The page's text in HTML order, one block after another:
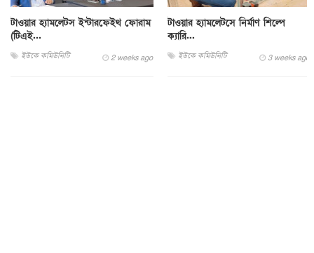
টাওয়ার হ্যামলেটস ইন্টারফেইথ ফোরাম
(টিএই...
ইউকে কমিউনিটি 2 weeks ago
টাওয়ার হ্যামলেটসে নির্মাণ শিল্পে
ক্যারি...
ইউকে কমিউনিটি 3 weeks ago